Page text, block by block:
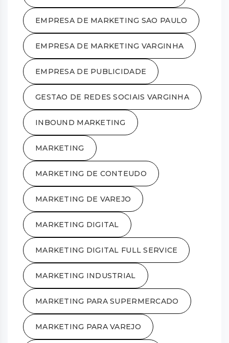
EMPRESA DE MARKETING SAO PAULO
EMPRESA DE MARKETING VARGINHA
EMPRESA DE PUBLICIDADE
GESTAO DE REDES SOCIAIS VARGINHA
INBOUND MARKETING
MARKETING
MARKETING DE CONTEUDO
MARKETING DE VAREJO
MARKETING DIGITAL
MARKETING DIGITAL FULL SERVICE
MARKETING INDUSTRIAL
MARKETING PARA SUPERMERCADO
MARKETING PARA VAREJO